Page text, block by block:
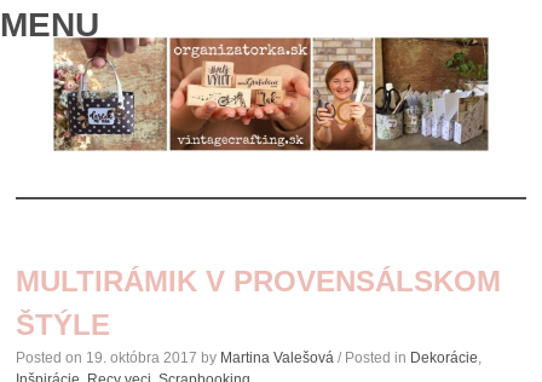
MENU
CONTENT
MULTIRÁMIK V PROVENSÁLSKOM
ŠTÝLE
Posted on 19. októbra 2017 by Martina Valešová / Posted in Dekorácie